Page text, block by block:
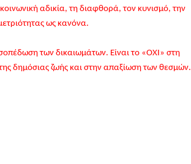
αδικία, τη διαφθορά, τον κυνισμό, την
ως κανόνα.
των δικαιωμάτων. Είναι το «ΟΧΙ» στη
δημόσιας ζωής και στην απαξίωση των θεσμών.